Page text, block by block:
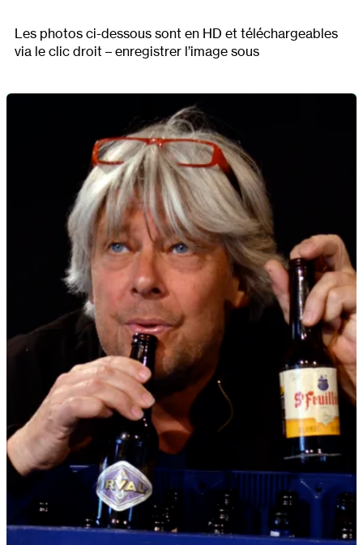
Les photos ci-dessous sont en HD et téléchargeables
via le clic droit – enregistrer l’image sous